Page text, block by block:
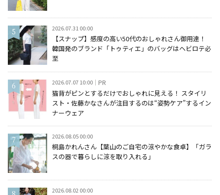
2026.07.31 00:00
【スナップ】感度の高い50代のおしゃれさん御用達！
韓国発のブランド「トゥティエ」のバッグはヘビロテ必
至
2026.07.07 10:00 PR
猫背がピンとするだけでおしゃれに見える！ スタイリ
スト・佐藤かなさんが注目するのは“姿勢ケア”するイン
ナーウェア
2026.08.05 00:00
桐島かれんさん【葉山のご自宅の涼やかな食卓】「ガラ
スの器で暮らしに涼を取り入れる」
2026.08.02 00:00